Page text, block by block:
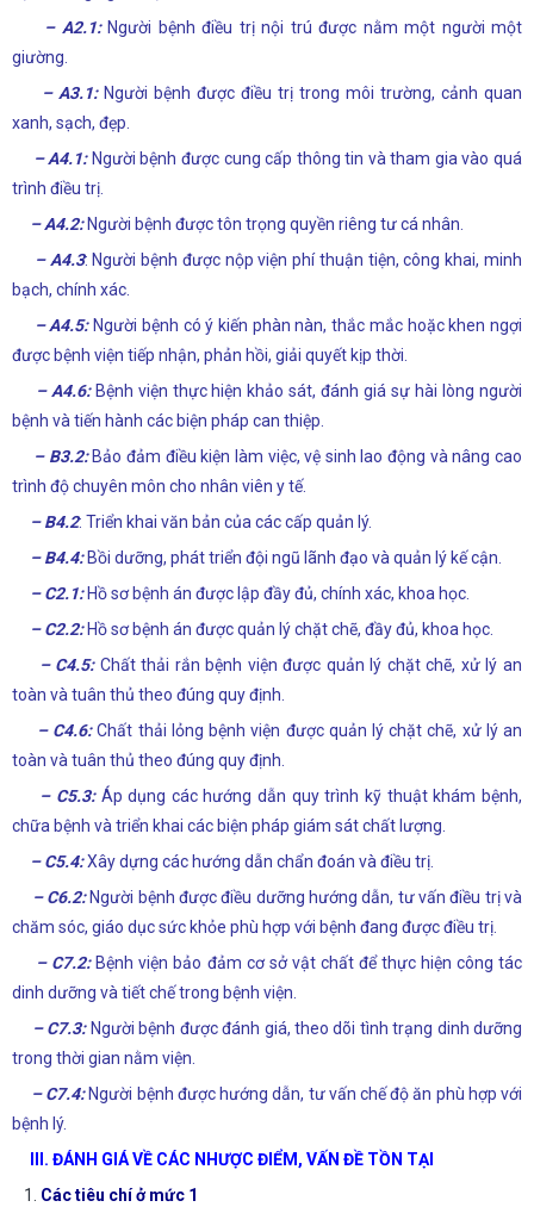
– A2.1:Người bệnh điều trị nội trú được nằm một người một
giường.
– A3.1:Người bệnh được điều trị trong môi trường, cảnh quan
xanh, sạch, đẹp.
– A4.1:Người bệnh được cung cấp thông tin và tham gia vào quá
trình điều trị.
– A4.2:Người bệnh được tôn trọng quyền riêng tư cá nhân.
– A4.3: Người bệnh được nộp viện phí thuận tiện, công khai, minh
bạch, chính xác.
– A4.5:Người bệnh có ý kiến phàn nàn, thắc mắc hoặc khen ngợi
được bệnh viện tiếp nhận, phản hồi, giải quyết kịp thời.
– A4.6:Bệnh viện thực hiện khảo sát, đánh giá sự hài lòng người
bệnh và tiến hành các biện pháp can thiệp.
– B3.2:Bảo đảm điều kiện làm việc, vệ sinh lao động và nâng cao
trình độ chuyên môn cho nhân viên y tế.
– B4.2: Triển khai văn bản của các cấp quản lý.
– B4.4:Bồi dưỡng, phát triển đội ngũ lãnh đạo và quản lý kế cận.
– C2.1:Hồ sơ bệnh án được lập đầy đủ, chính xác, khoa học.
– C2.2:Hồ sơ bệnh án được quản lý chặt chẽ, đầy đủ, khoa học.
– C4.5:Chất thải rắn bệnh viện được quản lý chặt chẽ, xử lý an
toàn và tuân thủ theo đúng quy định.
– C4.6:Chất thải lỏng bệnh viện được quản lý chặt chẽ, xử lý an
toàn và tuân thủ theo đúng quy định.
– C5.3:Áp dụng các hướng dẫn quy trình kỹ thuật khám bệnh,
chữa bệnh và triển khai các biện pháp giám sát chất lượng.
– C5.4:Xây dựng các hướng dẫn chẩn đoán và điều trị.
– C6.2:Người bệnh được điều dưỡng hướng dẫn, tư vấn điều trị và
chăm sóc, giáo dục sức khỏe phù hợp với bệnh đang được điều trị.
– C7.2:Bệnh viện bảo đảm cơ sở vật chất để thực hiện công tác
dinh dưỡng và tiết chế trong bệnh viện.
– C7.3:Người bệnh được đánh giá, theo dõi tình trạng dinh dưỡng
trong thời gian nằm viện.
– C7.4:Người bệnh được hướng dẫn, tư vấn chế độ ăn phù hợp với
bệnh lý.
III. ĐÁNH GIÁ VỀ CÁC NHƯỢC ĐIỂM, VẤN ĐỀ TỒN TẠI
Các tiêu chí ở mức 1